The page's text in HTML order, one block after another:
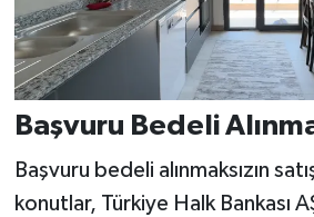
Başvuru Bedeli
Başvuru bedeli alınmaksızın
konutlar, Türkiye Halk Bankası